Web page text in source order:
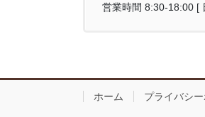
営業時間 8:30-18:00 [
ホーム プライバシ